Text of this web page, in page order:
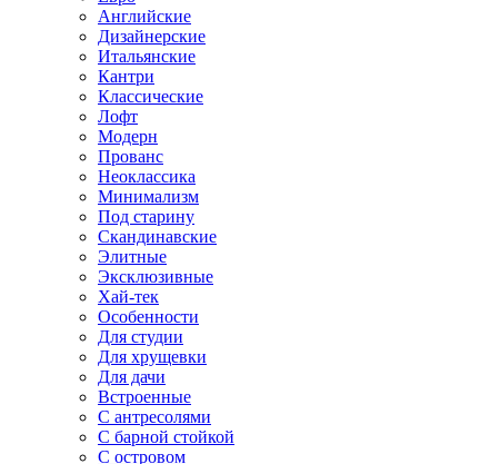
Английские
Дизайнерские
Итальянские
Кантри
Классические
Лофт
Модерн
Прованс
Неоклассика
Минимализм
Под старину
Скандинавские
Элитные
Эксклюзивные
Хай-тек
Особенности
Для студии
Для хрущевки
Для дачи
Встроенные
С антресолями
С барной стойкой
С островом